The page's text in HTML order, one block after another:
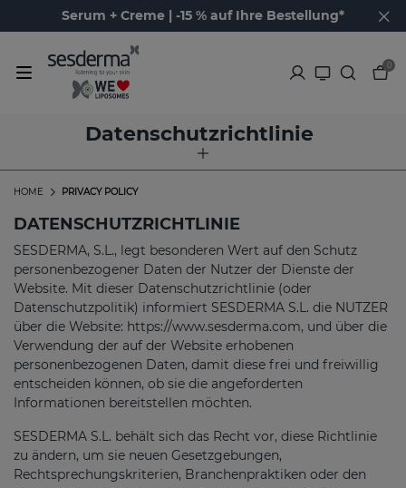
Serum + Creme | -15 % auf Ihre Bestellung*
0
Datenschutzrichtlinie
PRIVACY POLICY
HOME
DATENSCHUTZRICHTLINIE
SESDERMA, S.L., legt besonderen Wert auf den Schutz
personenbezogener Daten der Nutzer der Dienste der
Website. Mit dieser Datenschutzrichtlinie (oder
Datenschutzpolitik) informiert SESDERMA S.L. die NUTZER
über die Website: https://www.sesderma.com, und über die
Verwendung der auf der Website erhobenen
personenbezogenen Daten, damit diese frei und freiwillig
entscheiden können, ob sie die angeforderten
Informationen bereitstellen möchten.
SESDERMA S.L. behält sich das Recht vor, diese Richtlinie
zu ändern, um sie neuen Gesetzgebungen,
Rechtsprechungskriterien, Branchenpraktiken oder den